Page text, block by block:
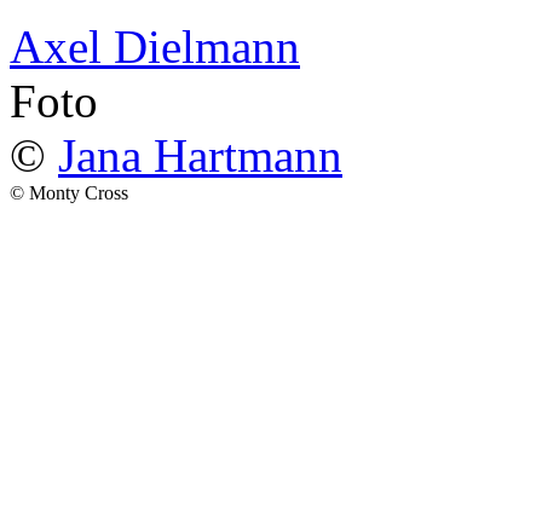
Axel Dielmann
Foto
© Jana Hartmann
© Monty Cross